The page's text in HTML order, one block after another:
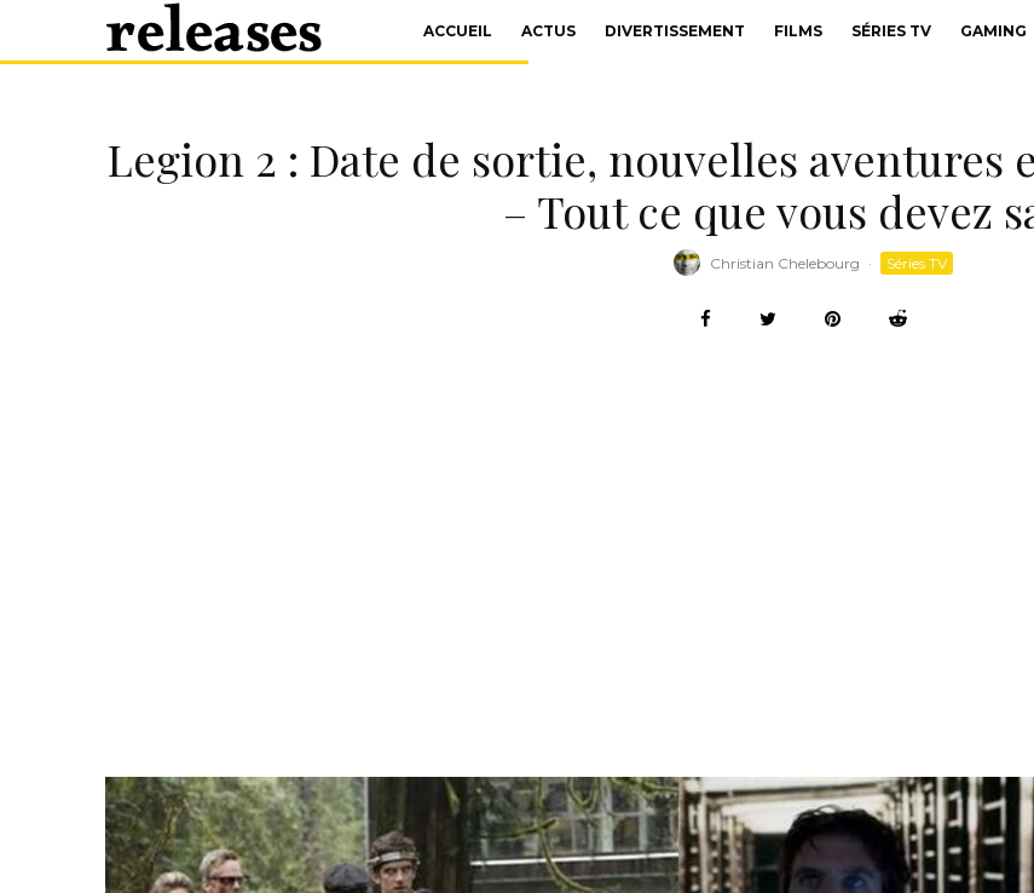
ACCUEIL ACTUS DIVERTISSEMENT FILMS SÉRIES TV GAMING
Legion 2 : Date de sortie, nouvelles aventures
– Tout ce que vous devez
Christian Chelebourg · Séries TV